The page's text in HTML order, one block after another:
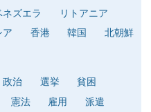
ネズエラ
リトアニア
ア 香港 韓国 北朝鮮
政治 選挙
貧困
憲法 雇用
派遣